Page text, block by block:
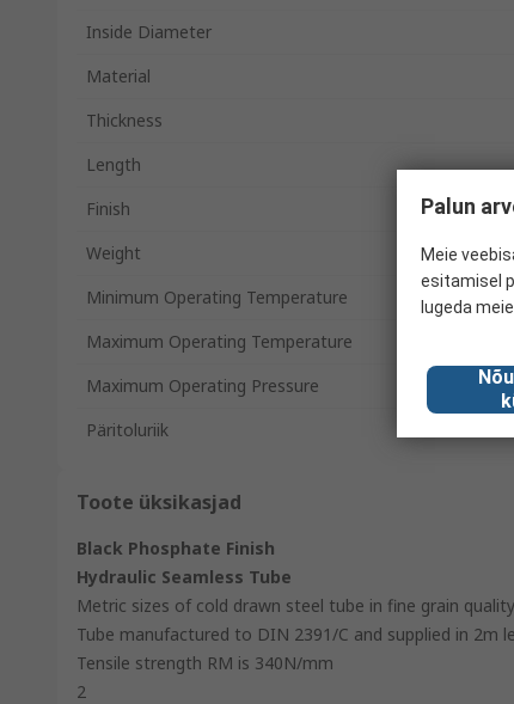
Inside Diameter
Material
Thickness
Length
Finish
Weight
Minimum Operating Temperature
Maximum Operating Temperature
Maximum Operating Pressure
Päritoluriik
Toote üksikasjad
Black Phosphate Finish
Hydraulic Seamless Tube
Metric sizes of cold drawn steel tube in fine grain
Tube manufactured to DIN 2391/C and supplied in 2m
Tensile strength RM is 340N/mm
2
Palun
Meie
esitamisel
lugeda meie